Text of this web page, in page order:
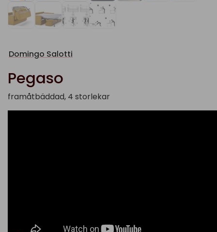
Domingo Salotti
Pegaso
framåtbäddad, 4 storlekar